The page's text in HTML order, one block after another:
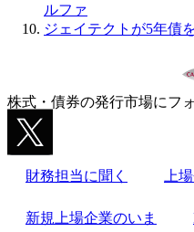
ルファ
ジェイテクトが5年債
株式・債券の発行市場にフ
財務担当に聞く 上
新規上場企業のいま